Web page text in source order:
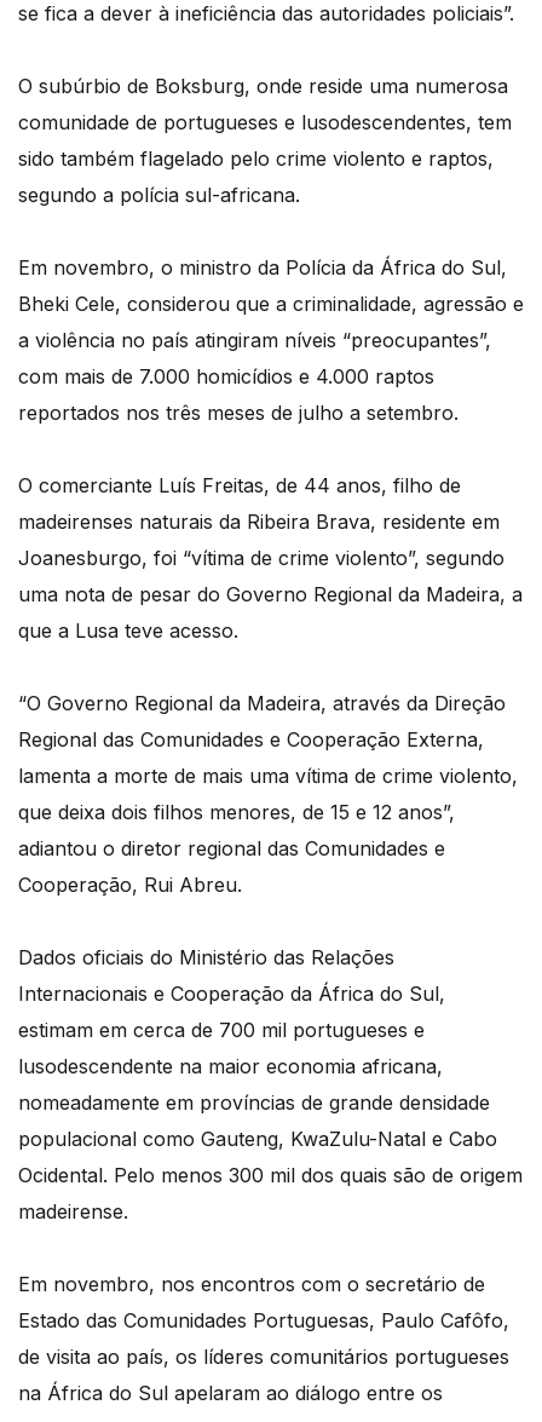
se fica a dever à ineficiência das autoridades policiais”.
O subúrbio de Boksburg, onde reside uma numerosa
comunidade de portugueses e lusodescendentes, tem
sido também flagelado pelo crime violento e raptos,
segundo a polícia sul-africana.
Em novembro, o ministro da Polícia da África do Sul,
Bheki Cele, considerou que a criminalidade, agressão e
a violência no país atingiram níveis “preocupantes”,
com mais de 7.000 homicídios e 4.000 raptos
reportados nos três meses de julho a setembro.
O comerciante Luís Freitas, de 44 anos, filho de
madeirenses naturais da Ribeira Brava, residente em
Joanesburgo, foi “vítima de crime violento”, segundo
uma nota de pesar do Governo Regional da Madeira, a
que a Lusa teve acesso.
“O Governo Regional da Madeira, através da Direção
Regional das Comunidades e Cooperação Externa,
lamenta a morte de mais uma vítima de crime violento,
que deixa dois filhos menores, de 15 e 12 anos”,
adiantou o diretor regional das Comunidades e
Cooperação, Rui Abreu.
Dados oficiais do Ministério das Relações
Internacionais e Cooperação da África do Sul,
estimam em cerca de 700 mil portugueses e
lusodescendente na maior economia africana,
nomeadamente em províncias de grande densidade
populacional como Gauteng, KwaZulu-Natal e Cabo
Ocidental. Pelo menos 300 mil dos quais são de origem
madeirense.
Em novembro, nos encontros com o secretário de
Estado das Comunidades Portuguesas, Paulo Cafôfo,
de visita ao país, os líderes comunitários portugueses
na África do Sul apelaram ao diálogo entre os